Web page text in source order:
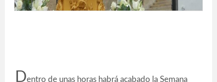
Dentro de unas horas habrá acabado la Semana